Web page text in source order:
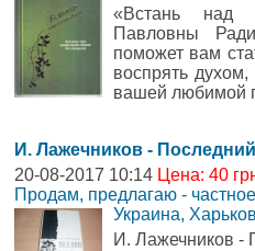
«Встань над
Павловны
поможет вам
воспрять духом,
вашей любимой
И. Лажечников -
20-08-2017 10:14 Цена: 40
Продам, предлагаю -
Украина,
И. Лажечников -